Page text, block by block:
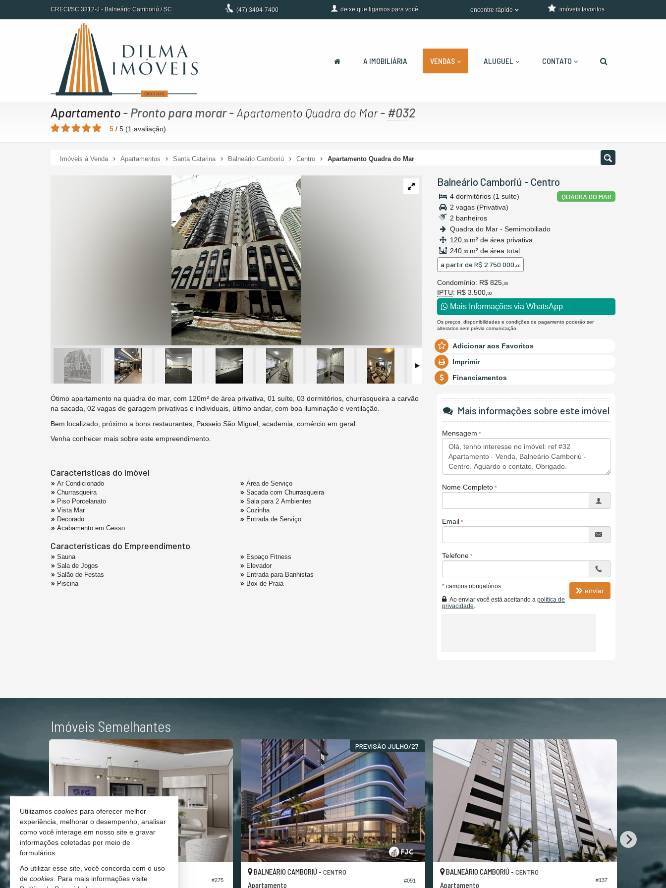
CRECI/SC 3312-J - Balneário Camboriú /SC (47) 3404-7400 deixe que ligamos para você encontre rápido imóveis favoritos
A IMOBILIÁRIA VENDAS ALUGUEL CONTATO
Apartamento - Pronto para morar- Apartamento Quadra do Mar- #032
5 / 5 (1 avaliação)
Imóveis à Venda Apartamentos Santa Catarina Balneário Camboriú Centro Apartamento Quadra do Mar
Balneário Camboriú - Centro
QUADRA DO MAR
4 dormitórios (1 suíte)
2 vagas (Privativa)
2 banheiros
Quadra do Mar - Semimobiliado
120, 00 m² de área privativa
240, 00 m² de área total
a partir de R$ 2.750.000,00
Condomínio: R$ 825, 00
IPTU: R$ 3.500, 00
Mais Informações via WhatsApp
Os preços, disponibilidades e condições de pagamento poderão ser
alterados sem prévia comunicação.
Adicionar aos Favoritos
Imprimir
Financiamentos
Ótimo apartamento na quadra do mar, com 120m² de área privativa, 01 suíte, 03 dormitórios, churrasqueira a carvão
na sacada, 02 vagas de garagem privativas e individuais, último andar, com boa iluminação e ventilação.
Bem localizado, próximo a bons restaurantes, Passeio São Miguel, academia, comércio em geral.
Venha conhecer mais sobre este empreendimento.
Características do Imóvel
Ar Condicionado
Churrasqueira
Piso Porcelanato
Vista Mar
Decorado
Acabamento em Gesso
Área de Serviço
Sacada com Churrasqueira
Sala para 2 Ambientes
Cozinha
Entrada de Serviço
Características do Empreendimento
Sauna
Sala de Jogos
Salão de Festas
Piscina
Espaço Fitness
Elevador
Entrada para Banhistas
Box de Praia
Mais informações sobre este imóvel
Mensagem
Nome Completo
Email
Telefone
* campos obrigatórios
Ao enviar você está aceitando a política de
privacidade
enviar
Imóveis Semelhantes
#293 #275
BALNEÁRIO CAMBORIÚ - CENTRO
Apartamento
PREVISÃO JULHO/27
#091
BALNEÁRIO CAMBORIÚ -CENTRO
Apartamento
#137
BALNEÁRIO CAMBORIÚ - CENTRO
Apartamento
Utilizamos cookies para oferecer melhor
experiência, melhorar o desempenho, analisar
como você interage em nosso site e gravar
informações coletadas por meio de
formulários.
Ao utilizar esse site, você concorda com o uso
de cookies . Para mais informações visite